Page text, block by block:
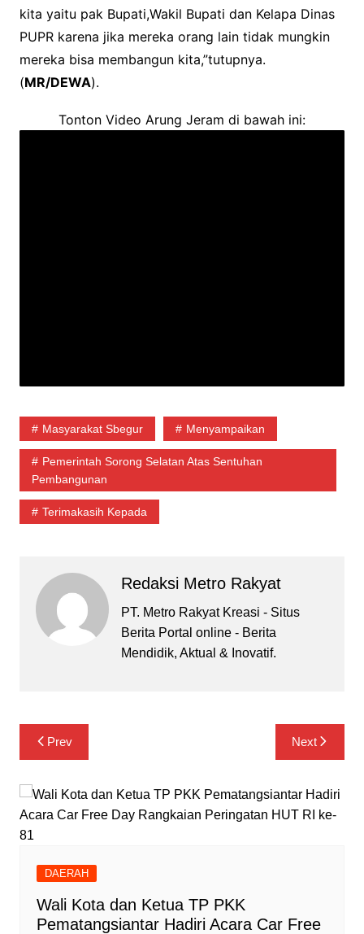
kita yaitu pak Bupati,Wakil Bupati dan Kelapa Dinas
PUPR karena jika mereka orang lain tidak mungkin
mereka bisa membangun kita,”tutupnya.
(MR/DEWA).
Tonton Video Arung Jeram di bawah ini:
Masyarakat Sbegur Menyampaikan
Pemerintah Sorong Selatan Atas Sentuhan
Pembangunan
Terimakasih Kepada
Redaksi Metro Rakyat
PT. Metro Rakyat Kreasi - Situs
Berita Portal online - Berita
Mendidik, Aktual & Inovatif.
Navigasi
pos
Prev Next
DAERAH
Wali Kota dan Ketua TP PKK
Pematangsiantar Hadiri Acara Car Free